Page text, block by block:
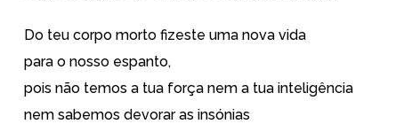
Do teu corpo morto fizeste uma nova vida
para o nosso espanto,
pois não temos a tua força nem a tua inteligência
nem sabemos devorar as insónias